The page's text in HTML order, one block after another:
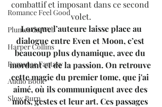
Romance Feel Good
Plumes du Web
Harper Collins
Romance Fantasy
Audio Book
Slow Burn
combattif et imposant dans ce second
volet.
Lorsque l’auteure laisse place au
dialogue entre Even et Moon, c’est
beaucoup plus dynamique, avec du
mordant et de la passion. On retrouve
cette magie du premier tome, que j'ai
aimé, où ils communiquent avec des
mots, gestes et leur art. Ces passages